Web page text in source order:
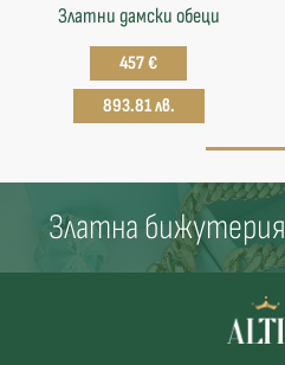
Златни дамски обеци
457 €
893.81 лв.
Златна бижутерия